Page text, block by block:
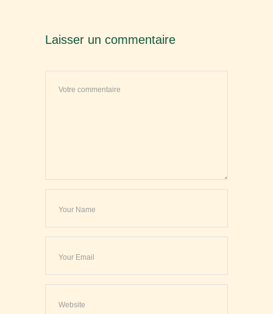
Laisser un commentaire